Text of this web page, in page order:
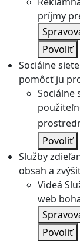
príjmy
Povoliť
Sociálne
pomôcť ju
Sociálne
Povoliť
Služby
obsah a
Videá
web
Povoliť